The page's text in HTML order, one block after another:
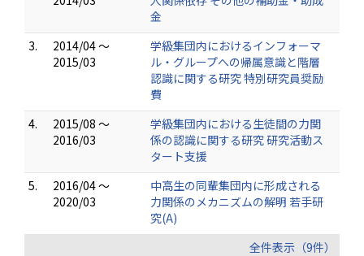
金
3.
2014/04 ～
2015/03
学級集団内におけるインフォーマ
ル・グループへの帰属意識と階層
認識に関する研究 特別研究員奨励
費
4.
2015/08 ～
2016/03
学級集団内における生徒間の力関
係の認識に関する研究 研究活動ス
タート支援
5.
2016/04 ～
2020/03
中高生の同輩集団内に形成される
力関係のメカニズムの解明 若手研
究(A)
全件表示（9件）